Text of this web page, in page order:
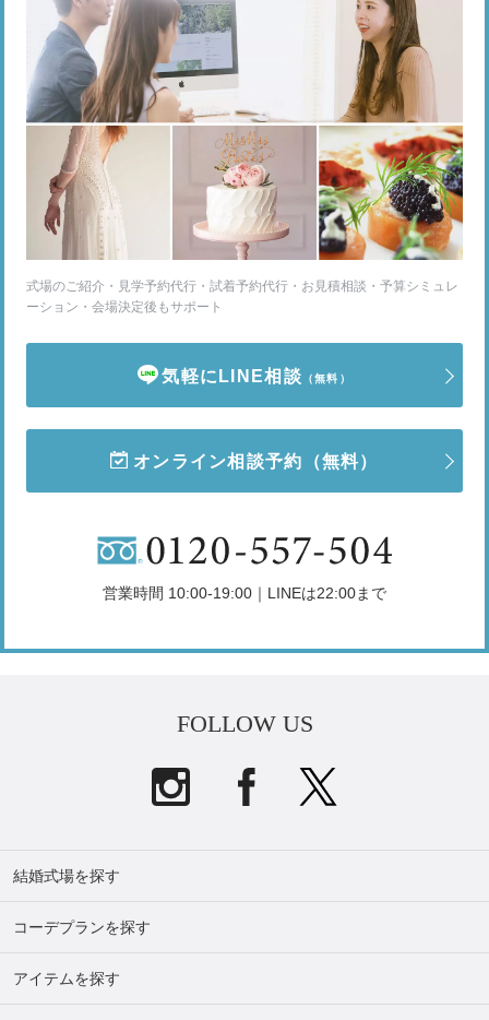
式場のご紹介・見学予約代行・試着予約代行・お見積相談・予算シミュレ
ーション・会場決定後もサポート
気軽にLINE相談 （無料）
オンライン相談予約 （無料）
営業時間 10:00-19:00｜LINEは22:00まで
FOLLOW US
結婚式場を探す
コーデプランを探す
アイテムを探す